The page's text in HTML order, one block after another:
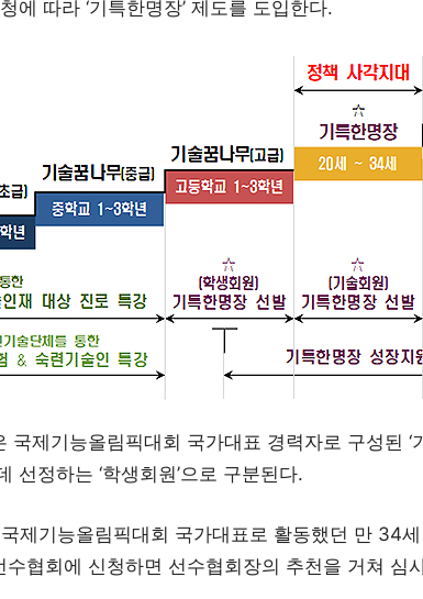
에 따라 ‘기특한명장’ 제도를 도입한다.
국제기능올림픽대회 국가대표 경력자로 구성된 ‘
선정하는 ‘학생회원’으로 구분된다.
국제기능올림픽대회 국가대표로 활동했던 만 34
수협회에 신청하면 선수협회장의 추천을 거쳐 심